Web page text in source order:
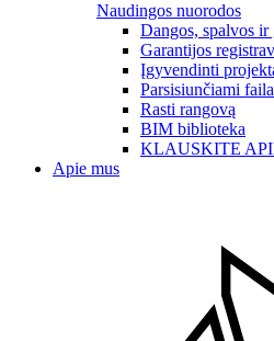
Naudingos nuorodos
Dangos, spalvos ir
Garantijos
Įgyvendinti
Parsisiunčiami
Rasti rangovą
BIM biblioteka
KLAUSKITE
Apie mus